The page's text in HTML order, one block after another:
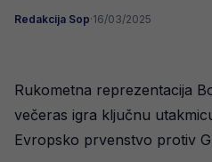
Redakcija Sop·16/03/2025
Rukometna reprezentacija
večeras igra ključnu
Evropsko prvenstvo protiv